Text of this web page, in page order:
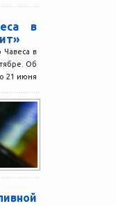
в
Чавеса в
Об
21 июня